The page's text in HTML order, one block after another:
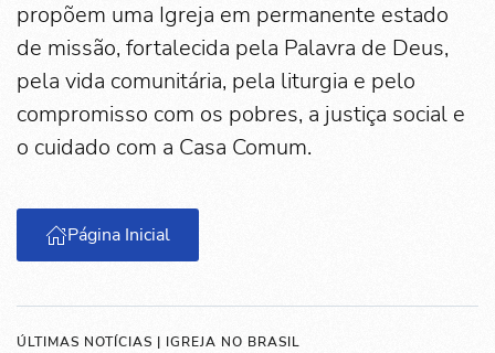
propõem uma Igreja em permanente estado
de missão, fortalecida pela Palavra de Deus,
pela vida comunitária, pela liturgia e pelo
compromisso com os pobres, a justiça social e
o cuidado com a Casa Comum.
Página Inicial
ÚLTIMAS NOTÍCIAS | IGREJA NO BRASIL